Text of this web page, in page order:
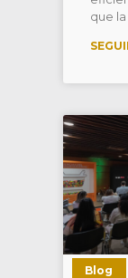
que
Blog